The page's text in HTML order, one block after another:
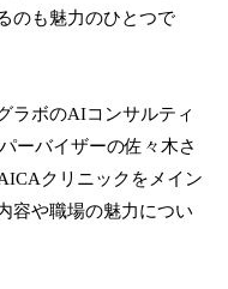
のも魅力のひとつで
ラボのAIコンサルティ
ーバイザーの佐々木さ
クリニックをメイン
容や職場の魅力につい